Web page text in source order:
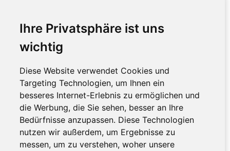
Ihre Privatsphäre ist uns
wichtig
Diese Website verwendet Cookies und
Targeting Technologien, um Ihnen ein
besseres Internet-Erlebnis zu ermöglichen und
die Werbung, die Sie sehen, besser an Ihre
Bedürfnisse anzupassen. Diese Technologien
nutzen wir außerdem, um Ergebnisse zu
messen, um zu verstehen, woher unsere